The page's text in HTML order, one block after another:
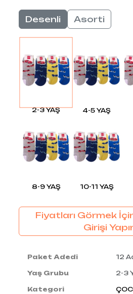
Desenli Asorti
2-3 YAŞ 4-5 YAŞ
8-9 YAŞ 10-11 YAŞ
Fiyatları Görmek
Girişi
Paket Adedi 12
Yaş Grubu 2-3
Kategori